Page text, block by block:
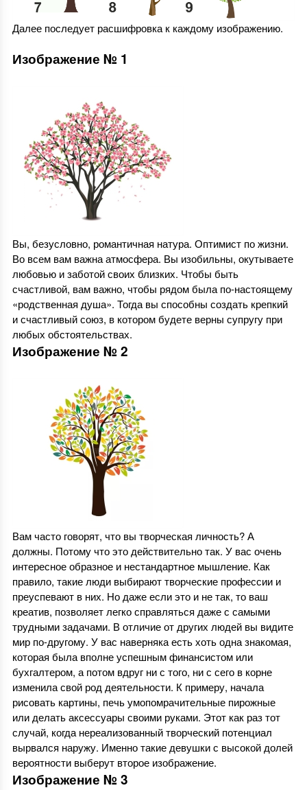
Далее последует расшифровка к каждому изображению.
Изображение № 1
Вы, безусловно, романтичная натура. Оптимист по жизни.
Во всем вам важна атмосфера. Вы изобильны, окутываете
любовью и заботой своих близких. Чтобы быть
счастливой, вам важно, чтобы рядом была по-настоящему
«родственная душа». Тогда вы способны создать крепкий
и счастливый союз, в котором будете верны супругу при
любых обстоятельствах.
Изображение № 2
Вам часто говорят, что вы творческая личность? А
должны. Потому что это действительно так. У вас очень
интересное образное и нестандартное мышление. Как
правило, такие люди выбирают творческие профессии и
преуспевают в них. Но даже если это и не так, то ваш
креатив, позволяет легко справляться даже с самыми
трудными задачами. В отличие от других людей вы видите
мир по-другому. У вас наверняка есть хоть одна знакомая,
которая была вполне успешным финансистом или
бухгалтером, а потом вдруг ни с того, ни с сего в корне
изменила свой род деятельности. К примеру, начала
рисовать картины, печь умопомрачительные пирожные
или делать аксессуары своими руками. Этот как раз тот
случай, когда нереализованный творческий потенциал
вырвался наружу. Именно такие девушки с высокой долей
вероятности выберут второе изображение.
Изображение № 3